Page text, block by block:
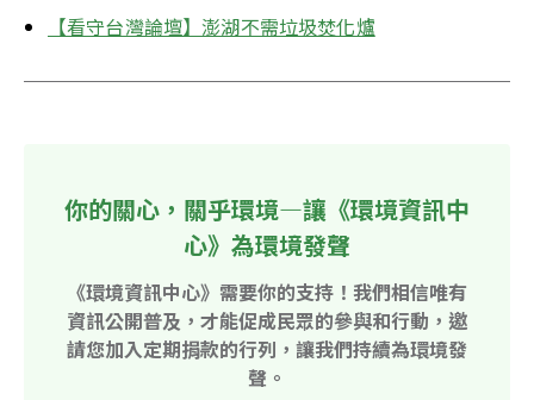
【看守台灣論壇】澎湖不需垃圾焚化爐
你的關心，關乎環境—讓《環境資訊中
心》為環境發聲
《環境資訊中心》需要你的支持！我們相信唯有
資訊公開普及，才能促成民眾的參與和行動，邀
請您加入定期捐款的行列，讓我們持續為環境發
聲。